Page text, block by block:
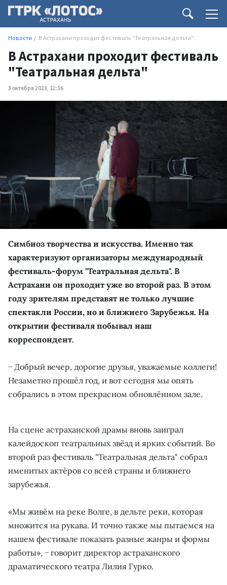
Новости В Астрахани проходит фестиваль "Театральная дельта"
В Астрахани проходит фестиваль
"Театральная дельта"
3 октября 2023, 12:36
Симбиоз творчества и искусства. Именно так
характеризуют организаторы международный
фестиваль-форум "Театральная дельта". В
Астрахани он проходит уже во второй раз. В этом
году зрителям представят не только лучшие
спектакли России, но и ближнего Зарубежья. На
открытии фестиваля побывал наш
корреспондент.
− Добрый вечер, дорогие друзья, уважаемые коллеги!
Незаметно прошёл год, и вот сегодня мы опять
собрались в этом прекрасном обновлённом зале.
На сцене астраханской драмы вновь заиграл
калейдоскоп театральных звёзд и ярких событий. Во
второй раз фестиваль "Театральная дельта" собрал
именитых актёров со всей страны и ближнего
зарубежья.
«Мы живём на реке Волге, в дельте реки, которая
множится на рукава. И точно также мы пытаемся на
нашем фестивале показать разные жанры и формы
работы», − говорит директор астраханского
драматического театра Лилия Гурко.